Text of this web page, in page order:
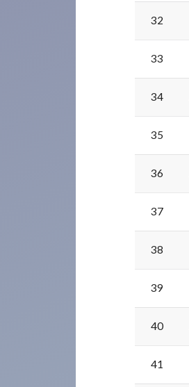
32
33
34
35
36
37
38
39
40
41